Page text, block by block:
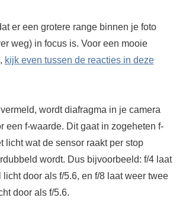
er een grotere range binnen je foto
weg) in focus is. Voor een mooie
kijk even tussen de reacties in deze
wordt diafragma in je camera
een f-waarde. Dit gaat in zogeheten f-
licht wat de sensor raakt per stop
wordt. Dus bijvoorbeeld: f/4 laat
door als f/5.6, en f/8 laat weer twee
door als f/5.6.